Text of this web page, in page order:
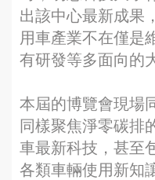
出該中心最新成果
用車產業不在僅是
有研發等多面向的
本屆的博覽會現場
同樣聚焦淨零碳排
車最新科技，甚至
各類車輛使用新知